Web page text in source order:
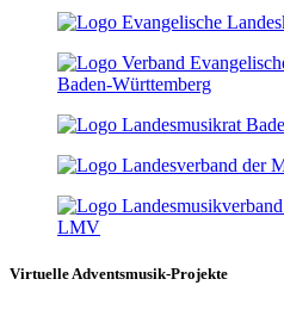
Virtuelle Adventsmusik-Projekte